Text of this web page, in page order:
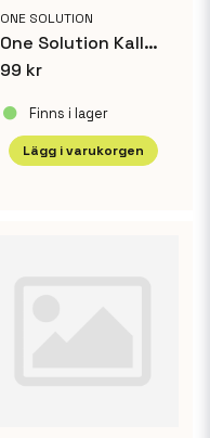
ONE SOLUTION
One Solution Kallavfettning Extra 1 L
99 kr
Finns i lager
Lägg i varukorgen